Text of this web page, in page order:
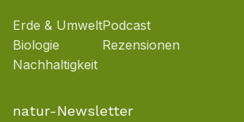
Erde & Umwelt
Biologie
Nachhaltigkeit
Podcast
Rezensionen
natur-Newsletter